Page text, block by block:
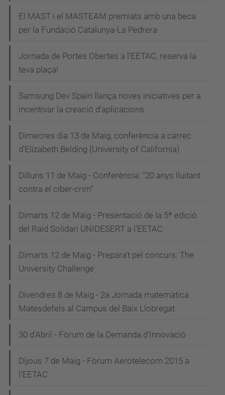
El MAST i el MASTEAM premiats amb una beca
per la Fundació Catalunya-La Pedrera
Jornada de Portes Obertes a l'EETAC, reserva la
teva plaça!
Samsung Dev Spain llança noves iniciatives per a
incentivar la creació d'aplicacions
Dimecres dia 13 de Maig, conferència a càrrec
d'Elizabeth Belding (University of California)
Dilluns 11 de Maig - Conferència: "20 anys lluitant
contra el ciber-crim"
Dimarts 12 de Maig - Presentació de la 5ª edició
del Raid Solidari UNIDESERT a l'EETAC
Dimarts 12 de Maig - Prepara't pel concurs: The
University Challenge
Divendres 8 de Maig - 2a Jornada matemàtica
Matesdefels al Campus del Baix Llobregat
30 d'Abril - Fòrum de la Demanda d'Innovació
Dijous 7 de Maig - Fòrum Aerotelecom 2015 a
l'EETAC